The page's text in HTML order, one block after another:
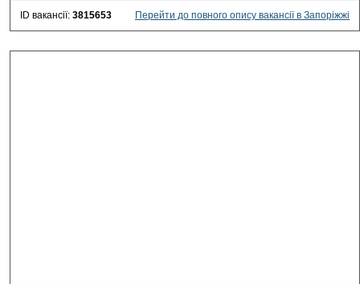
ID вакансії: 3815653 Перейти до повного опису вакансії в Запоріжжі